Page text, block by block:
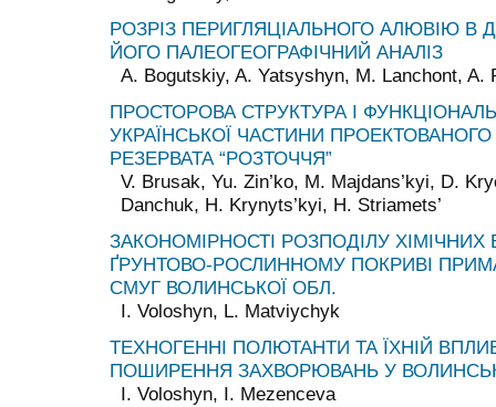
РОЗРІЗ ПЕРИГЛЯЦІАЛЬНОГО АЛЮВІЮ В
ЙОГО ПАЛЕОГЕОГРАФІЧНИЙ АНАЛІЗ
A. Bogutskiy, A. Yatsyshyn, M. Lanchont, A.
ПРОСТОРОВА СТРУКТУРА І
УКРАЇНСЬКОЇ ЧАСТИНИ
РЕЗЕРВАТА “РОЗТОЧЧЯ”
V. Brusak, Yu. Zin’ko, M. Majdans’kyi, D.
Danchuk, H. Krynyts’kyi, H. Striamets’
ЗАКОНОМІРНОСТІ РОЗПОДІЛУ
ҐРУНТОВО-РОСЛИННОМУ ПОКРИВІ
СМУГ ВОЛИНСЬКОЇ ОБЛ.
I. Voloshyn, L. Matviychyk
ТЕХНОГЕННІ ПОЛЮТАНТИ ТА ЇХНІЙ
ПОШИРЕННЯ ЗАХВОРЮВАНЬ У
I. Voloshyn, I. Mezenceva